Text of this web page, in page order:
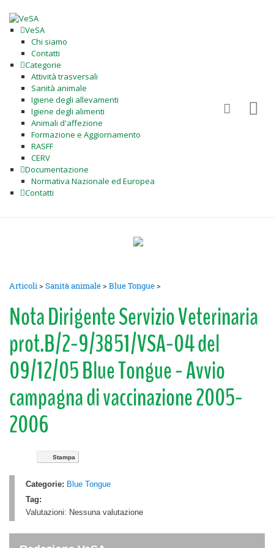
VeSA
Chi siamo
Contatti
Categorie
Attività trasversali
Sanità animale
Igiene degli allevamenti
Igiene degli alimenti
Animali d'affezione
Formazione e Aggiornamento
RASFF
CERV
Documentazione
Normativa Nazionale ed Europea
Contatti
Articoli>Sanità animale>Blue Tongue>
Nota Dirigente Servizio Veterinaria
prot.B/2-9/3851/VSA-04 del
09/12/05 Blue Tongue - Avvio
campagna di vaccinazione 2005-
2006
Stampa
Categorie: Blue Tongue
Tag:
Valutazioni: Nessuna valutazione